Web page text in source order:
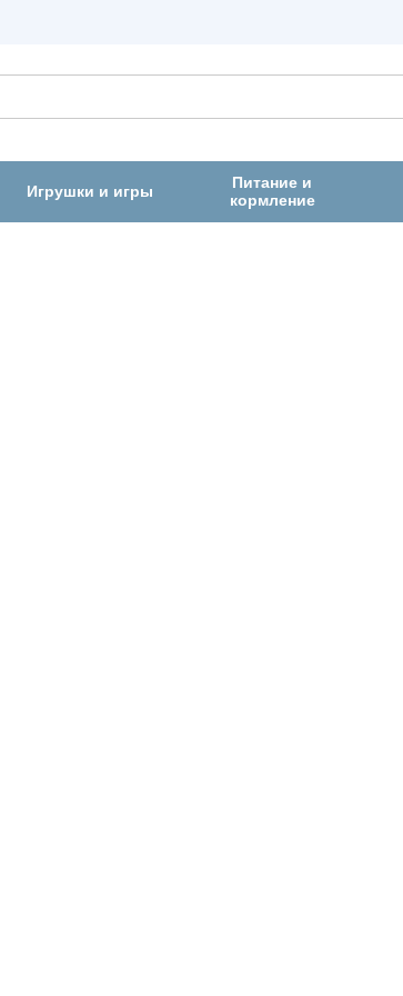
Игрушки и игры
Питание и
кормление